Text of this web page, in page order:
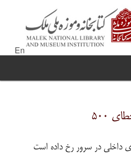
En
۵۰۰
در سرور رخ داده است